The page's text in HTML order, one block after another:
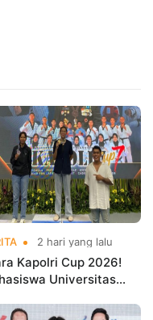
2 hari yang lalu
Kapolri Cup 2026!
Universitas
Kampus di Kejurnas